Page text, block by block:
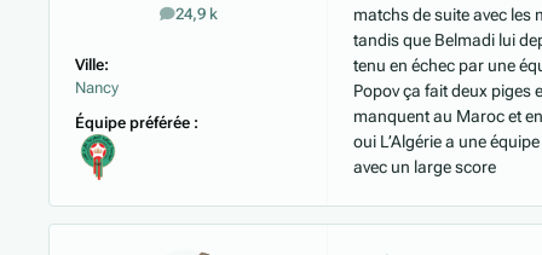
24,9 k
messages
Ville:
Nancy
Équipe préférée :
matchs de suite avec les
tandis que Belmadi lui
tenu en échec par une
Popov ça fait deux piges
manquent au Maroc et
oui L’Algérie a une
avec un large score